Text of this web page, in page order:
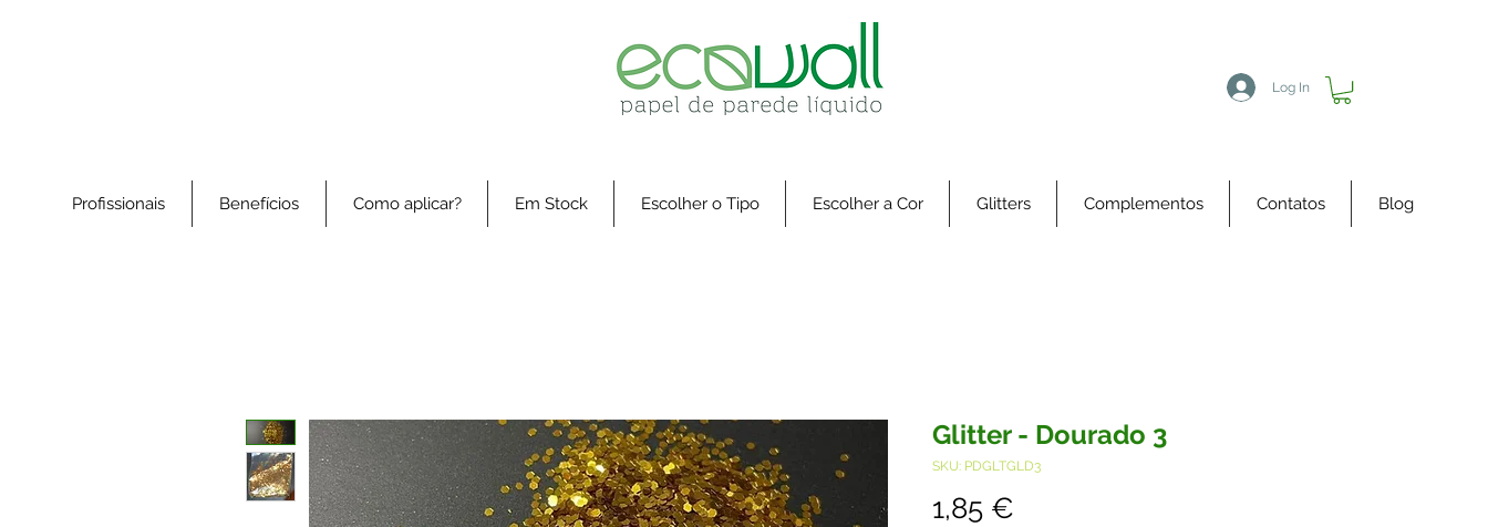
Log In
Profissionais Benefícios Como aplicar? Em Stock Escolher o Tipo Escolher a Cor Glitters Complementos Contatos Blog
Glitter - Dourado 3
SKU: PDGLTGLD3
1,85 €